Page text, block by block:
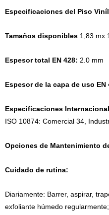
Especificaciones del Piso
Tamaños disponibles 1,83 mx
Espesor total EN 428: 2.0 mm
Espesor de la capa de uso EN
Especificaciones
ISO 10874: Comercial 34,
Opciones de Mantenimiento
Cuidado de rutina:
Diariamente: Barrer, aspirar,
exfoliante húmedo